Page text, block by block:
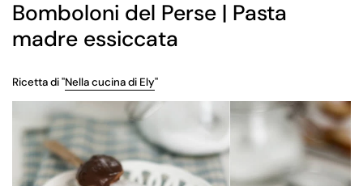
Bomboloni del Perse | Pasta
madre essiccata
Ricetta di "Nella cucina di Ely"